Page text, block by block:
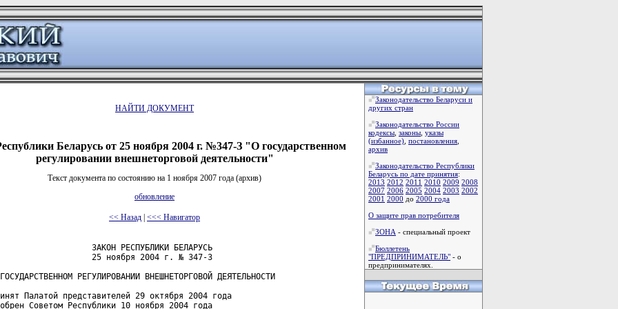
НАЙТИ ДОКУМЕНТ
Беларусь от 25 ноября 2004 г. №347-З "О государственном
регулировании внешнеторговой деятельности"
Текст документа по состоянию на 1 ноября 2007 года (архив)
обновление
<< Назад | <<< Навигатор
Законодательство Беларуси и
других стран
Законодательство России
кодексы законы указы
(избанное) постановления
архив
Законодательство Республики
Беларусь по дате принятия:
2013 2012 2011 2010 2009 2008
2007 2006 2005 2004 2003 2002
2001 2000 до 2000 года
О защите прав потребителя
ЗОНА - специальный проект
Бюллетень
"ПРЕДПРИНИМАТЕЛЬ" - о
предпринимателях.